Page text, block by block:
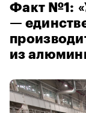
Факт №1:
—
из